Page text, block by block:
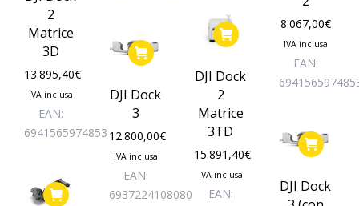
del
prodotto
8.067,00€
IVA inclusa
EAN:
2
Matrice
3D
13.895,40€
IVA inclusa
EAN:
6941565974853
DJI Dock
2
Matrice
3TD
15.891,40€
IVA inclusa
EAN:
DJI Dock
3
12.800,00€
IVA inclusa
EAN:
6937224108080
DJI Dock